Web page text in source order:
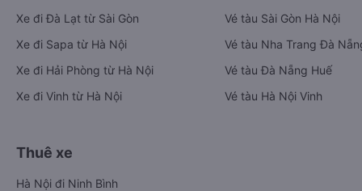
Xe đi Đà Lạt từ Sài Gòn
Xe đi Sapa từ Hà Nội
Xe đi Hải Phòng từ Hà Nội
Xe đi Vinh từ Hà Nội
Vé tàu Sài Gòn Hà Nội
Vé tàu Nha Trang Đà
Vé tàu Đà Nẵng Huế
Vé tàu Hà Nội Vinh
Thuê xe
Hà Nội đi Ninh Bình